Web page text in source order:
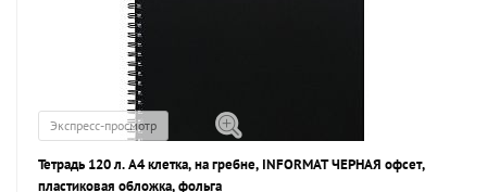
Экспресс-просмотр
Тетрадь 120 л. А4 клетка, на гребне, INFORMAT ЧЕРНАЯ офсет,
пластиковая обложка, фольга